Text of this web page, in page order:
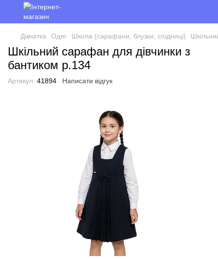
Дівчатка Одяг Школа (сарафани, блузки, спідниці)
Шкільний сарафан для дівчинки з
бантиком р.134
Артикул: 41894 Написати відгук